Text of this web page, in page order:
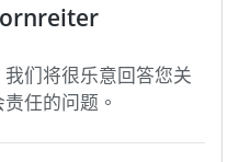
们将很乐意回答您关
任的问题。